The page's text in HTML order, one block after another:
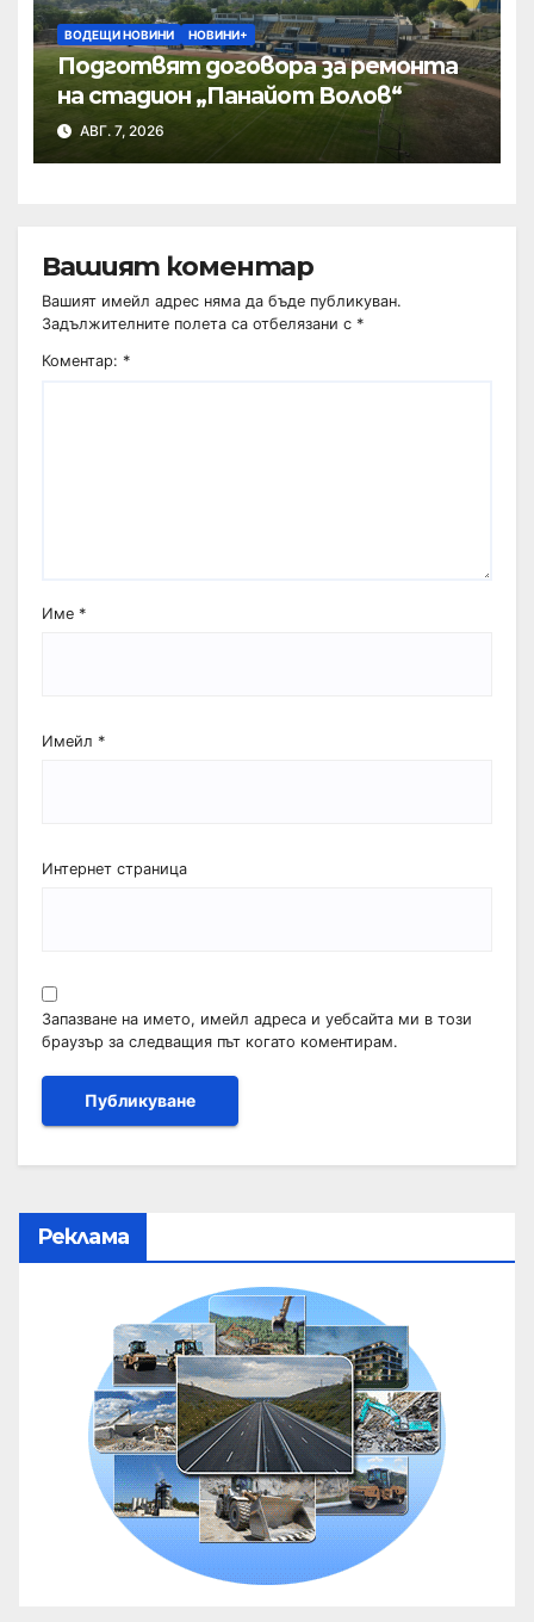
ВОДЕЩИ НОВИНИ НОВИНИ+
Подготвят договора за ремонта
на стадион „Панайот Волов“
АВГ. 7, 2026
Вашият коментар
Вашият имейл адрес няма да бъде публикуван.
Задължителните полета са отбелязани с *
Коментар: *
Име *
Имейл *
Интернет страница
Запазване на името, имейл адреса и уебсайта ми в този
браузър за следващия път когато коментирам.
Реклама